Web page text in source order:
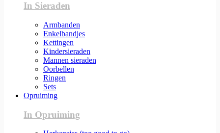
In Sieraden
Armbanden
Enkelbandjes
Kettingen
Kindersieraden
Mannen sieraden
Oorbellen
Ringen
Sets
Opruiming
In Opruiming